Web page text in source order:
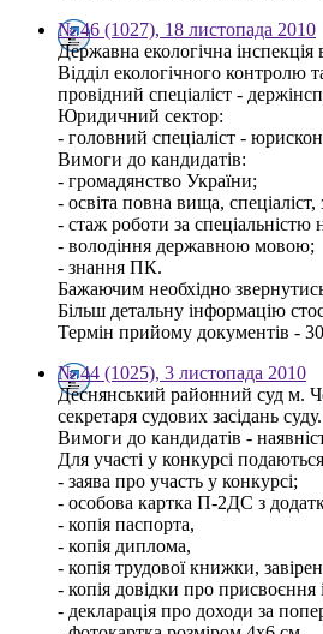
№ 46 (1027), 18 листопада 2010
Державна екологічна
Відділ екологічного контролю
провідний спеціаліст -
Юридичний сектор:
- головний спеціаліст -
Вимоги до кандидатів:
- громадянство України;
- освіта повна вища,
- стаж роботи за спеціальністю
- володіння державною мовою;
- знання ПК.
Бажаючим необхідно
Більш детальну інформацію
Термін прийому документів -
№ 44 (1025), 3 листопада 2010
Деснянський районний суд м.
секретаря судових засідань суду.
Вимоги до кандидатів -
Для участі у конкурсі
- заява про участь у конкурсі;
- особова картка П-2ДС з
- копія паспорта,
- копія диплома,
- копія трудової книжки,
- копія довідки про присвоєння
- декларація про доходи за